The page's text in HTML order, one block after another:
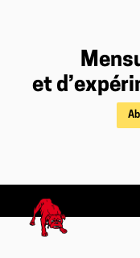
et